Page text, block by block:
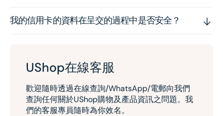
我的信用卡的資料在呈交的過程中是否安全？
UShop在線客服
歡迎隨時透過在線查詢/WhatsApp/電郵向我們
查詢任何關於UShop購物及產品資訊之問題。我
們的客服專員隨時為你效名。